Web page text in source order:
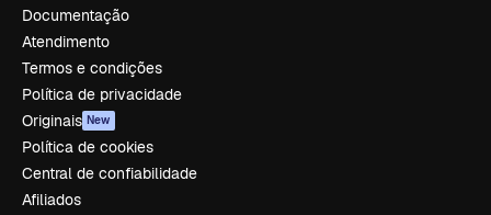
Documentação
Atendimento
Termos e condições
Política de privacidade
Originais New
Política de cookies
Central de confiabilidade
Afiliados